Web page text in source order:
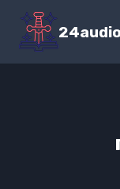
Перейти
содержимому